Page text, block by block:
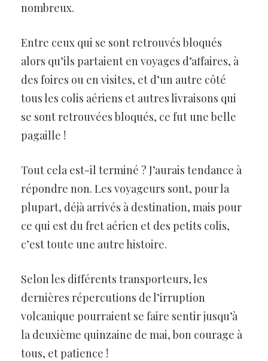
nombreux.
Entre ceux qui se sont retrouvés bloqués
alors qu’ils partaient en voyages d’affaires, à
des foires ou en visites, et d’un autre côté
tous les colis aériens et autres livraisons qui
se sont retrouvées bloqués, ce fut une belle
pagaille !
Tout cela est-il terminé ? J’aurais tendance à
répondre non. Les voyageurs sont, pour la
plupart, déjà arrivés à destination, mais pour
ce qui est du fret aérien et des petits colis,
c’est toute une autre histoire.
Selon les différents transporteurs, les
dernières répercutions de l’irruption
volcanique pourraient se faire sentir jusqu’à
la deuxième quinzaine de mai, bon courage à
tous, et patience !